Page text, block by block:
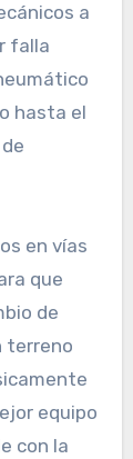
a
falla
hasta el
en vías
que
de
terreno
equipo
con la